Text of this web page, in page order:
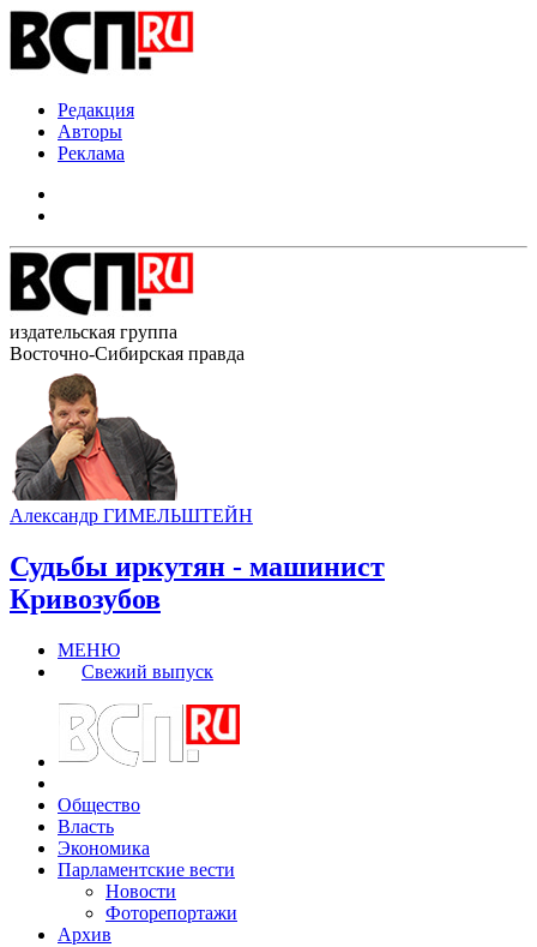
Редакция
Авторы
Реклама
издательская группа
Восточно-Сибирская правда
Александр ГИМЕЛЬШТЕЙН
Судьбы иркутян - машинист
Кривозубов
МЕНЮ
Свежий выпуск
Общество
Власть
Экономика
Парламентские вести
Новости
Фоторепортажи
Архив